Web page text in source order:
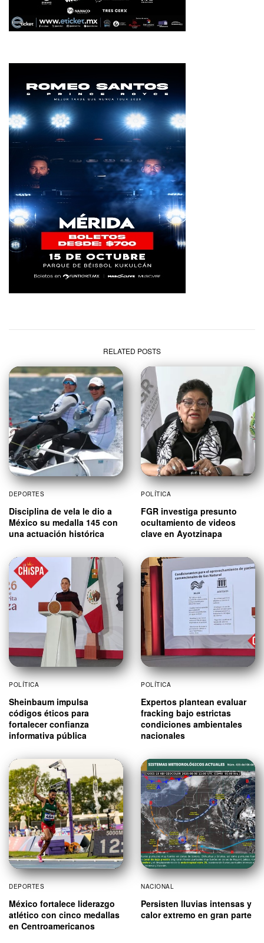
RELATED POSTS
DEPORTES
Disciplina de vela le dio a
México su medalla 145 con
una actuación histórica
POLÍTICA
FGR investiga presunto
ocultamiento de videos
clave en Ayotzinapa
POLÍTICA
Sheinbaum impulsa
códigos éticos para
fortalecer confianza
informativa pública
POLÍTICA
Expertos plantean evaluar
fracking bajo estrictas
condiciones ambientales
nacionales
DEPORTES
México fortalece liderazgo
atlético con cinco medallas
en Centroamericanos
NACIONAL
Persisten lluvias intensas y
calor extremo en gran parte